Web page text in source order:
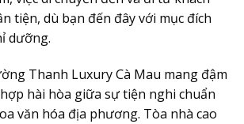
tiện, dù bạn đến đây với mục đích
dưỡng.
Thanh Luxury Cà Mau mang đậm
hài hòa giữa sự tiện nghi chuẩn
văn hóa địa phương. Tòa nhà cao